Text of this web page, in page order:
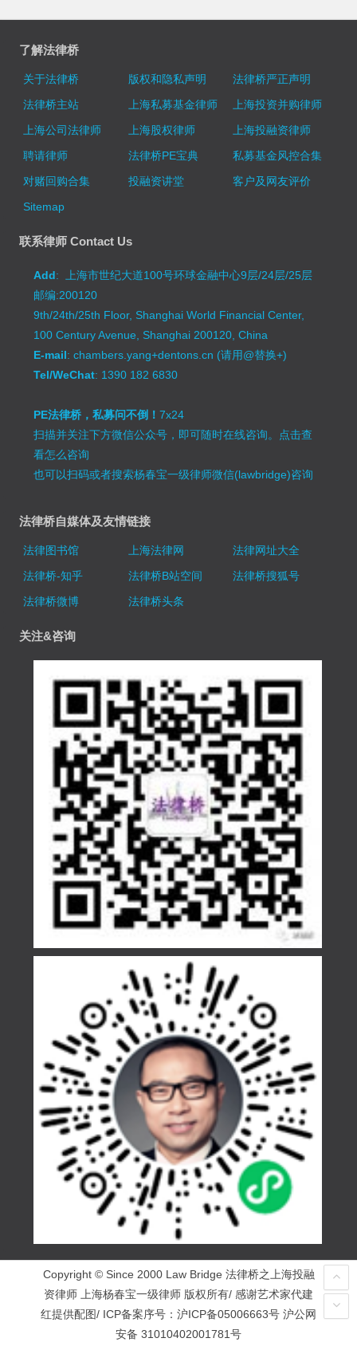
了解法律桥
关于法律桥 版权和隐私声明
法律桥严正声明
法律桥主站
上海私募基金律师
上海投资并购律师
上海公司法律师
上海股权律师
上海投融资律师
聘请律师
法律桥PE宝典
私募基金风控合集
对赌回购合集
投融资讲堂
客户及网友评价
Sitemap
联系律师 Contact Us
Add: 上海市世纪大道100号环球金融中心9层/24层/25层
邮编:200120
9th/24th/25th Floor, Shanghai World Financial Center,
100 Century Avenue, Shanghai 200120, China
E-mail: chambers.yang+dentons.cn (请用@替换+)
Tel/WeChat: 1390 182 6830
PE法律桥，私募问不倒！7x24
扫描并关注下方微信公众号，即可随时在线咨询。 点击查
看怎么咨询
也可以扫码或者搜索杨春宝一级律师微信(lawbridge)咨询
法律桥自媒体及友情链接
法律图书馆 上海法律网
法律网址大全
法律桥-知乎
法律桥B站空间
法律桥搜狐号
法律桥微博
法律桥头条
关注&咨询
Copyright © Since 2000 Law Bridge 法律桥之上海投融
资律师 上海杨春宝一级律师 版权所有/ 感谢艺术家代建
红提供配图/ ICP备案序号： 沪ICP备05006663号 沪公网
安备 31010402001781号